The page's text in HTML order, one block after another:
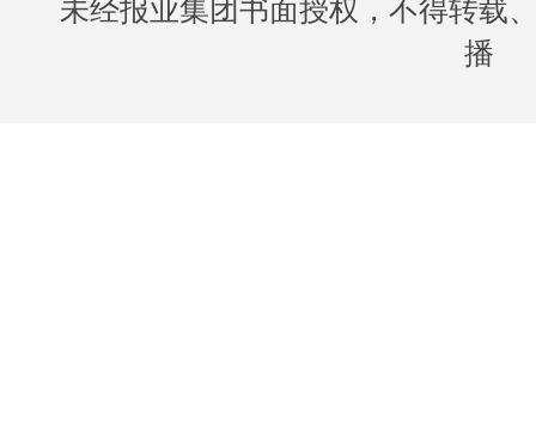
未经报业集团书面授权，不得转载
播